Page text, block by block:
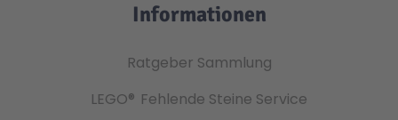
Informationen
Ratgeber Sammlung
LEGO® Fehlende Steine Service